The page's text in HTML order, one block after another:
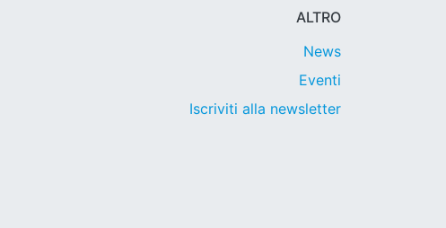
ALTRO
News
Eventi
Iscriviti alla newsletter